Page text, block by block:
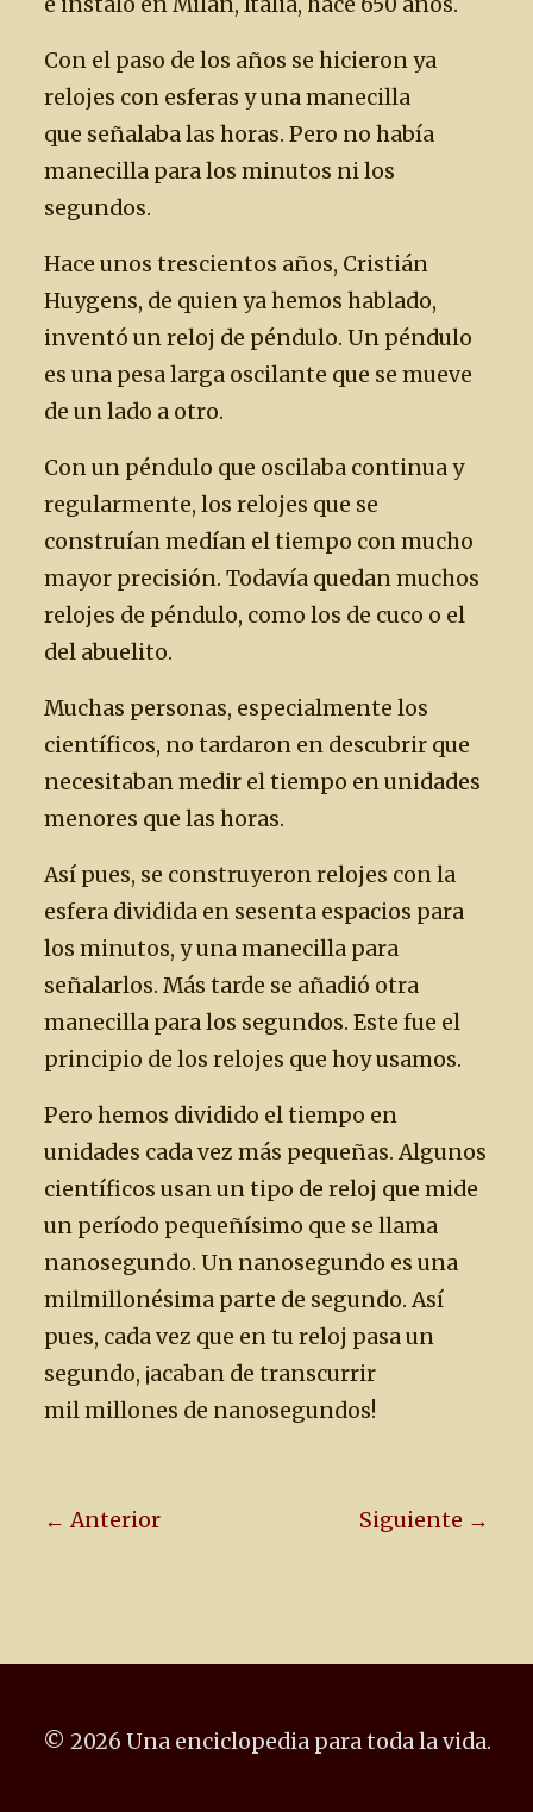
Con el paso de los años se hicieron ya
relojes con esferas y una manecilla
que señalaba las horas. Pero no había
manecilla para los minutos ni los
segundos.
Hace unos trescientos años, Cristián
Huygens, de quien ya hemos hablado,
inventó un reloj de péndulo. Un péndulo
es una pesa larga oscilante que se mueve
de un lado a otro.
Con un péndulo que oscilaba continua y
regularmente, los relojes que se
construían medían el tiempo con mucho
mayor precisión. Todavía quedan muchos
relojes de péndulo, como los de cuco o el
del abuelito.
Muchas personas, especialmente los
científicos, no tardaron en descubrir que
necesitaban medir el tiempo en unidades
menores que las horas.
Así pues, se construyeron relojes con la
esfera dividida en sesenta espacios para
los minutos, y una manecilla para
señalarlos. Más tarde se añadió otra
manecilla para los segundos. Este fue el
principio de los relojes que hoy usamos.
Pero hemos dividido el tiempo en
unidades cada vez más pequeñas. Algunos
científicos usan un tipo de reloj que mide
un período pequeñísimo que se llama
nanosegundo. Un nanosegundo es una
milmillonésima parte de segundo. Así
pues, cada vez que en tu reloj pasa un
segundo, ¡acaban de transcurrir
mil millones de nanosegundos!
← Anterior Siguiente →
© 2026 Una enciclopedia para toda la vida.